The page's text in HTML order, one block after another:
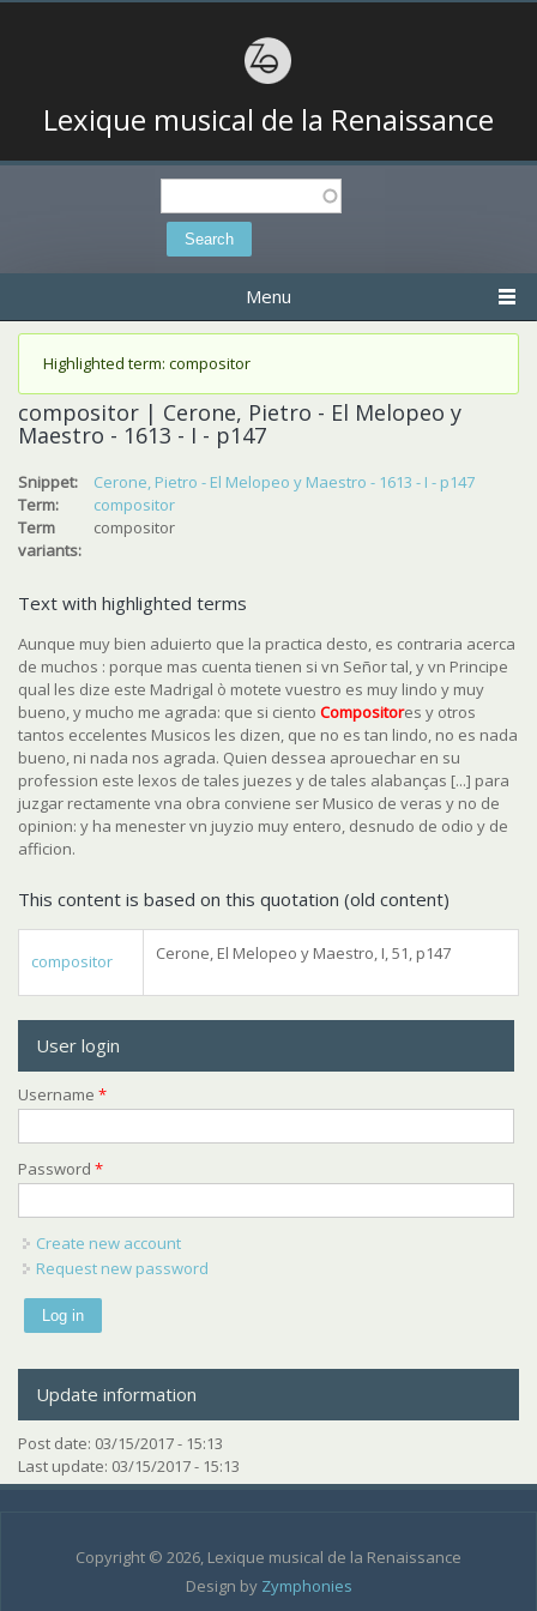
Lexique musical de la Renaissance
Search
Menu
Status message
Highlighted term: compositor
compositor | Cerone, Pietro - El Melopeo y
Maestro - 1613 - I - p147
Snippet:
Cerone, Pietro - El Melopeo y Maestro - 1613 - I - p147
Term:
compositor
Term
variants:
compositor
Text with highlighted terms
Aunque muy bien aduierto que la practica desto, es contraria acerca
de muchos : porque mas cuenta tienen si vn Señor tal, y vn Principe
qual les dize este Madrigal ò motete vuestro es muy lindo y muy
bueno, y mucho me agrada: que si ciento Compositores y otros
tantos eccelentes Musicos les dizen, que no es tan lindo, no es nada
bueno, ni nada nos agrada. Quien dessea aprouechar en su
profession este lexos de tales juezes y de tales alabanças [...] para
juzgar rectamente vna obra conviene ser Musico de veras y no de
opinion: y ha menester vn juyzio muy entero, desnudo de odio y de
afficion.
This content is based on this quotation (old content)
compositor Cerone, El Melopeo y Maestro, I, 51, p147
User login
Username *
Password *
Create new account
Request new password
Update information
Post date: 03/15/2017 - 15:13
Last update: 03/15/2017 - 15:13
Copyright © 2026, Lexique musical de la Renaissance
Design by Zymphonies